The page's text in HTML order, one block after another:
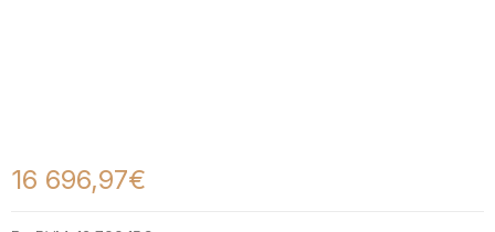
16 696,97€